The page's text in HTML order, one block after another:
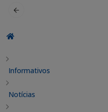
Informativos
Notícias